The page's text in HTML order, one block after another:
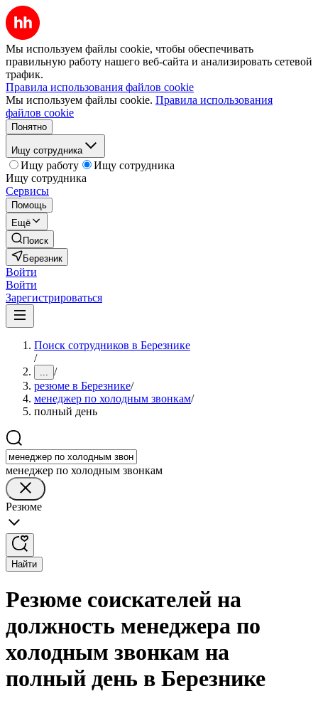
Мы используем файлы cookie, чтобы обеспечивать
правильную работу нашего веб-сайта и анализировать сетевой
трафик.
Правила использования файлов cookie
Мы используем файлы cookie. Правила использования
файлов cookie
Понятно
Ищу сотрудника
Ищу работу
Ищу сотрудника
Ищу сотрудника
Сервисы
Помощь
Ещё
Поиск
Березник
Войти
Войти
Зарегистрироваться
Поиск сотрудников в Березнике
/
... /
резюме в Березнике/
менеджер по холодным звонкам/
полный день
менеджер по холодным звонкам
Резюме
Найти
Резюме соискателей на
должность менеджера по
холодным звонкам на
полный день в Березнике